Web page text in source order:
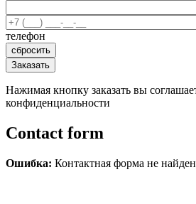
телефон
Нажимая кнопку заказать вы
конфиденциальности
Contact form
Ошибка: Контактная форма не